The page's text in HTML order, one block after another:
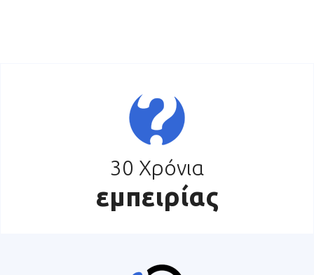
30 Χρόνια
εμπειρίας